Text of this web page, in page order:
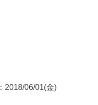
：2018/06/01(金)